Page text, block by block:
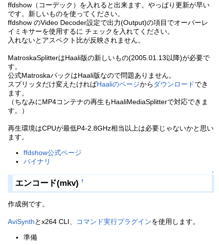
ffdshow（コーデック）を入れると出来ます。やっぱり更新が早い
です。新しいものを使ってください。
ffdshow のVideo Decoder設定で出力(Output)の項目でオーバーレ
イミキサーを使用するに チェックを入れてください。
入れないとアスペクト比が反映されません。
MatroskaSplitterはHaali版の新しいもの(2005.01.13以降)が必要で
す。
公式MatroskaパックはHaali版なので問題ありません。
スプリッタだけ変えたければHaaliのページから ダウンロードでき
ます。
（ちなみにMP4コンテナの再生もHaaliMediaSplitterで対応できま
す。）
再生環境はCPUが最低P4-2.8GHz相当以上は必要じゃないかと思い
ます。
ffdshow公式ページ
バイナリ
↑
エンコード(mkv) †
作成例です。
AviSynthとx264 CLI、 コマンド実行プラグインを使用します。
準備